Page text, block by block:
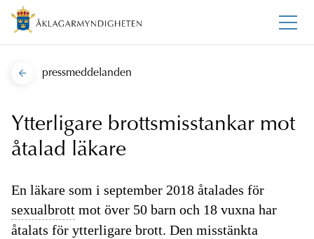
pressmeddelanden
Ytterligare brottsmisstankar mot
åtalad läkare
En läkare som i september 2018 åtalades för
sexualbrott mot över 50 barn och 18 vuxna har
åtalats för ytterligare brott. Den misstänkta